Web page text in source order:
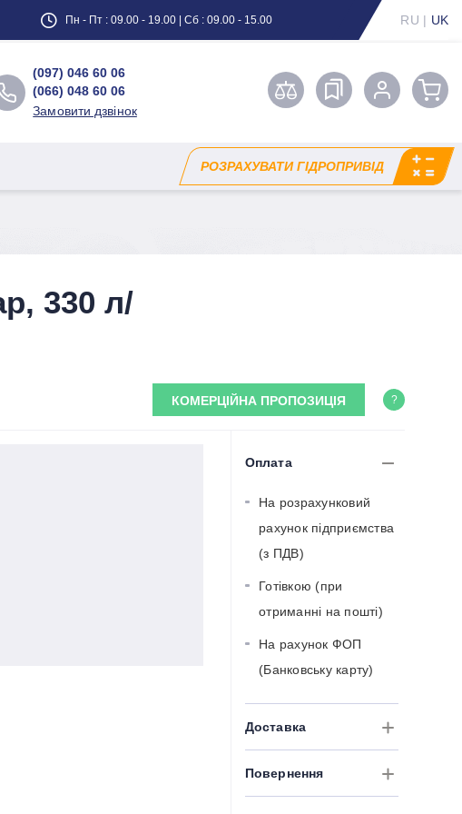
Пн - Пт : 09.00 - 19.00 | Сб : 09.00 - 15.00 RU | UK
(097) 046 60 06
(066) 048 60 06
Замовити дзвінок
РОЗРАХУВАТИ ГІДРОПРИВІД
330 л/
КОМЕРЦІЙНА ПРОПОЗИЦІЯ ?
Оплата
На розрахунковий
рахунок підприємства
(з ПДВ)
Готівкою (при
отриманні на пошті)
На рахунок ФОП
(Банковську карту)
Доставка
Повернення